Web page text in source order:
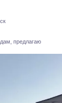
предлагаю